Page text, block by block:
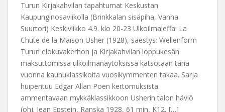
Turun Kirjakahvilan tapahtumat Keskustan
Kaupunginosaviikolla (Brinkkalan sisäpiha, Vanha
Suurtori) Keskiviikko 4.9. klo 20-23 Ulkoilmaleffa: La
Chute de la Maison Usher (1928), säestys: Wellenform
Turun elokuvakerhon ja Kirjakahvilan loppukesän
maksuttomissa ulkoilmanäytöksissä katsotaan tänä
vuonna kauhuklassikoita vuosikymmenten takaa. Sarja
huipentuu Edgar Allan Poen kertomuksista
ammentavaan mykkäklassikkoon Usherin talon häviö
(ohj. Jean Epstein, Ranska 1928, 61 min, K12, […]